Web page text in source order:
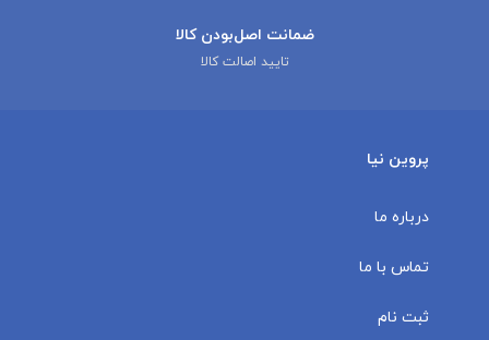
ضمانت اصل‌بودن کالا
تایید اصالت کالا
پروین نیا
درباره ما
تماس با ما
ثبت نام